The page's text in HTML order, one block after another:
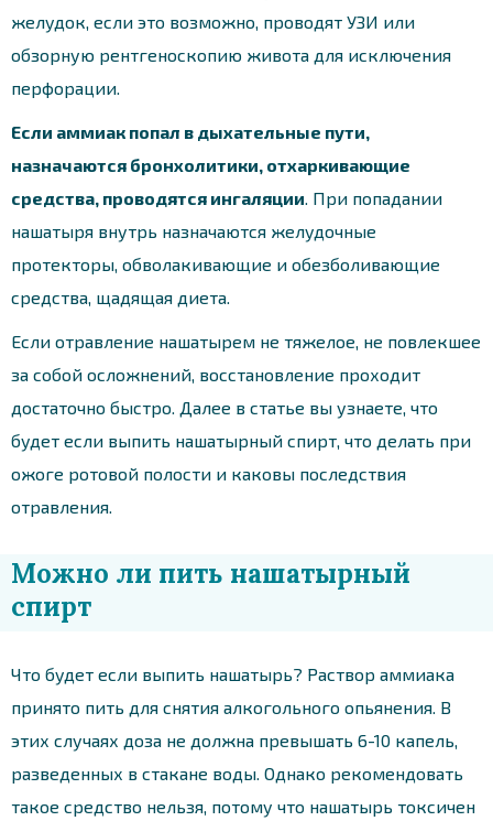
желудок, если это возможно, проводят УЗИ или
обзорную рентгеноскопию живота для исключения
перфорации.
Если аммиак попал в дыхательные пути,
назначаются бронхолитики, отхаркивающие
средства, проводятся ингаляции . При попадании
нашатыря внутрь назначаются желудочные
протекторы, обволакивающие и обезболивающие
средства, щадящая диета.
Если отравление нашатырем не тяжелое, не повлекшее
за собой осложнений, восстановление проходит
достаточно быстро. Далее в статье вы узнаете, что
будет если выпить нашатырный спирт, что делать при
ожоге ротовой полости и каковы последствия
отравления.
Можно ли пить нашатырный
спирт
Что будет если выпить нашатырь? Раствор аммиака
принято пить для снятия алкогольного опьянения. В
этих случаях доза не должна превышать 6-10 капель,
разведенных в стакане воды. Однако рекомендовать
такое средство нельзя, потому что нашатырь токсичен